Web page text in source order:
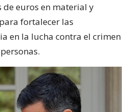
de euros en material y
fortalecer las
en la lucha contra el crimen